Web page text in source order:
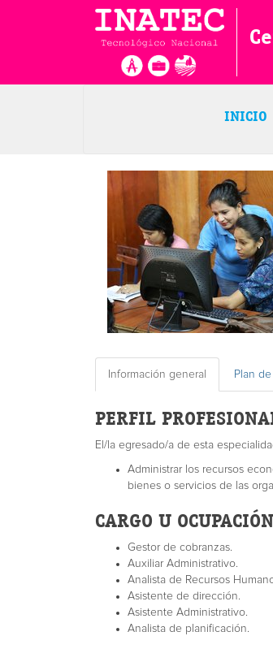
INICIO
Información general Plan
PERFIL
El/la egresado/a de esta
Administrar los recursos
bienes o servicios de las
CARGO U OCUPACIÓN
Gestor de cobranzas.
Auxiliar Administrativo.
Analista de Recursos
Asistente de dirección.
Asistente Administrativo.
Analista de planificación.